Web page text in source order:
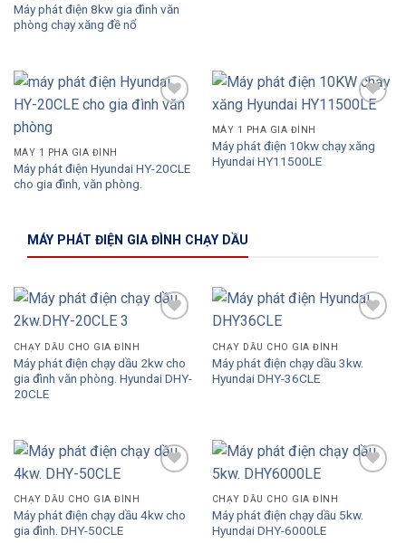
Máy phát điện 8kw gia đình văn
phòng chạy xăng đề nổ
MÁY 1 PHA GIA ĐÌNH
Máy phát điện Hyundai HY-20CLE
cho gia đình, văn phòng.
MÁY 1 PHA GIA ĐÌNH
Máy phát điện 10kw chạy xăng
Hyundai HY11500LE
MÁY PHÁT ĐIỆN GIA ĐÌNH CHẠY DẦU
CHẠY DẦU CHO GIA ĐÌNH
Máy phát điện chạy dầu 2kw cho
gia đình văn phòng. Hyundai DHY-
20CLE
CHẠY DẦU CHO GIA ĐÌNH
Máy phát điện chạy dầu 3kw.
Hyundai DHY-36CLE
CHẠY DẦU CHO GIA ĐÌNH
Máy phát điện chạy dầu 4kw cho
gia đình. DHY-50CLE
CHẠY DẦU CHO GIA ĐÌNH
Máy phát điện chạy dầu 5kw.
Hyundai DHY-6000LE